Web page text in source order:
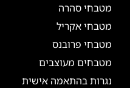
מטבחי סהרה
מטבחי אקריל
מטבחי פרובנס
מטבחים מעוצבים
נגרות בהתאמה אישית